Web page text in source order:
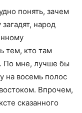
понять, зачем
народ
тем, кто там
По мне, лучше бы
на восемь полос
Впрочем,
сказанного